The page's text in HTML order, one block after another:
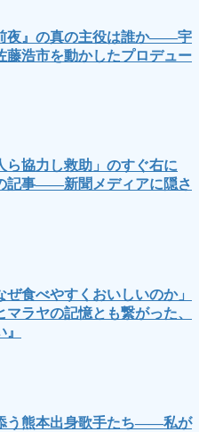
夜』の真の主役は誰か――宇
藤浩市を動かしたプロデュー
ら協力し救助」のすぐ右に
記事――新聞メディアに隠さ
ぜ食べやすくおいしいのか」
ラヤの記憶とも繋がった、
う熊本出身歌手たち――私が